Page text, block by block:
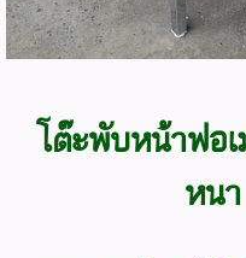
โต๊ะพับหน้าฟอ
หน